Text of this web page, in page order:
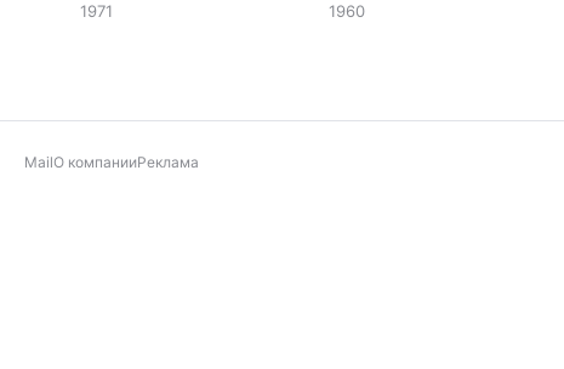
1971 1960
MailО компанииРеклама